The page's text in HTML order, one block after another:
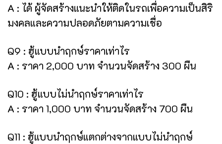
A : ได้ ผู้จัดสร้างแนะนำให้ติดในรถเพื่อความเป็นสิริ
มงคลและความปลอดภัยตามความเชื่อ
Q9 : ฮู้แบบนำฤกษ์ราคาเท่าไร
A : ราคา 2,000 บาท จำนวนจัดสร้าง 300 ผืน
Q10 : ฮู้แบบไม่นำฤกษ์ราคาเท่าไร
A : ราคา 1,000 บาท จำนวนจัดสร้าง 700 ผืน
Q11 : ฮู้แบบนำฤกษ์แตกต่างจากแบบไม่นำฤกษ์